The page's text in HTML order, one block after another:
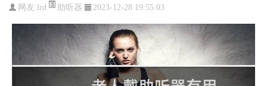
网友: lrd 助听器 2023-12-28 19:55:03